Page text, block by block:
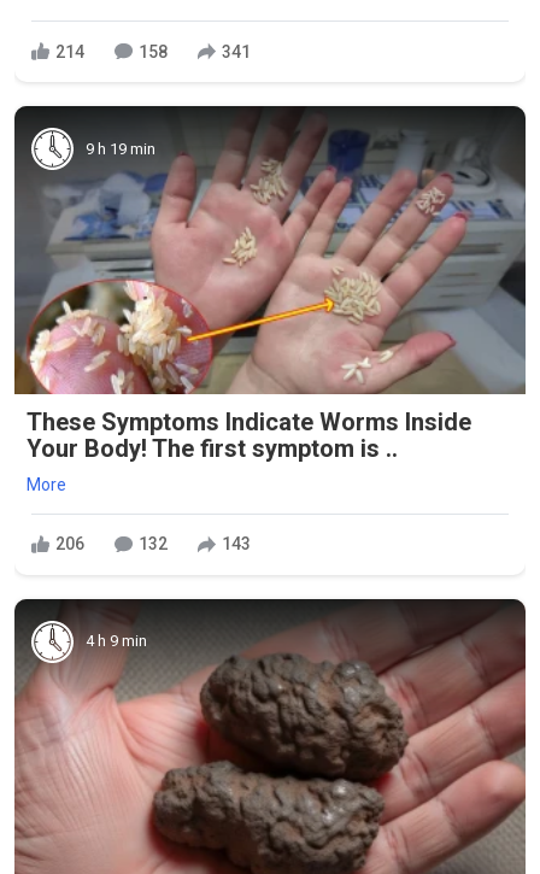
214 158 341
9 h 19 min
These Symptoms Indicate Worms Inside
Your Body! The first symptom is ..
More
206 132 143
4 h 9 min